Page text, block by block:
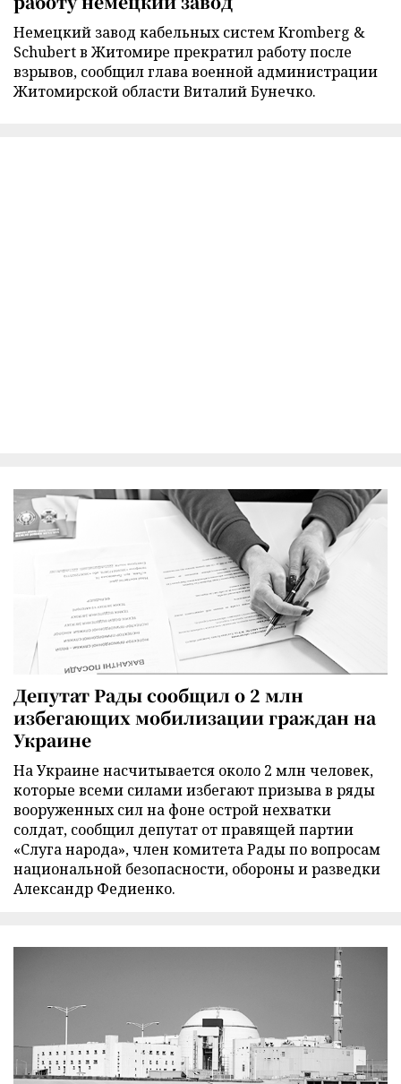
Немецкий завод кабельных систем Kromberg &
Schubert в Житомире прекратил работу после
взрывов, сообщил глава военной администрации
Житомирской области Виталий Бунечко.
Депутат Рады сообщил о 2 млн
избегающих мобилизации граждан на
Украине
На Украине насчитывается около 2 млн человек,
которые всеми силами избегают призыва в ряды
вооруженных сил на фоне острой нехватки
солдат, сообщил депутат от правящей партии
«Слуга народа», член комитета Рады по вопросам
национальной безопасности, обороны и разведки
Александр Федиенко.